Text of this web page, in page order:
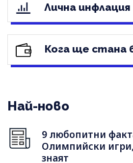
Лична инфлация
Кога ще стана
Най-ново
9 любопитни
Олимпийски
знаят